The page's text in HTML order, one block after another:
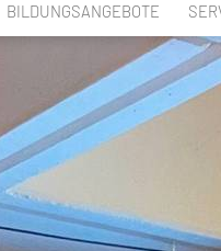
BILDUNGSANGEBOTE
ANGEBOTE NACH
SPRACHANGEBOTE
BERUFSORIENTIERUNG /
BERUFSAUSBILDUNGEN
BERUFSEINSTIEGSSCHULEN